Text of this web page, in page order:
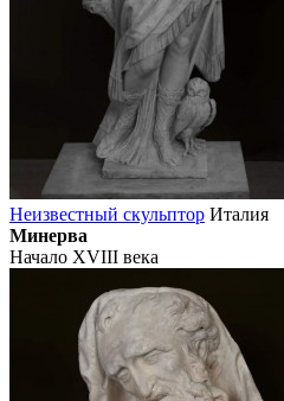
Неизвестный скульптор Италия
Минерва
Начало XVIII века